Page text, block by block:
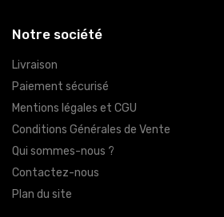
Notre société
Livraison
Paiement sécurisé
Mentions légales et CGU
Conditions Générales de Vente
Qui sommes-nous ?
Contactez-nous
Plan du site